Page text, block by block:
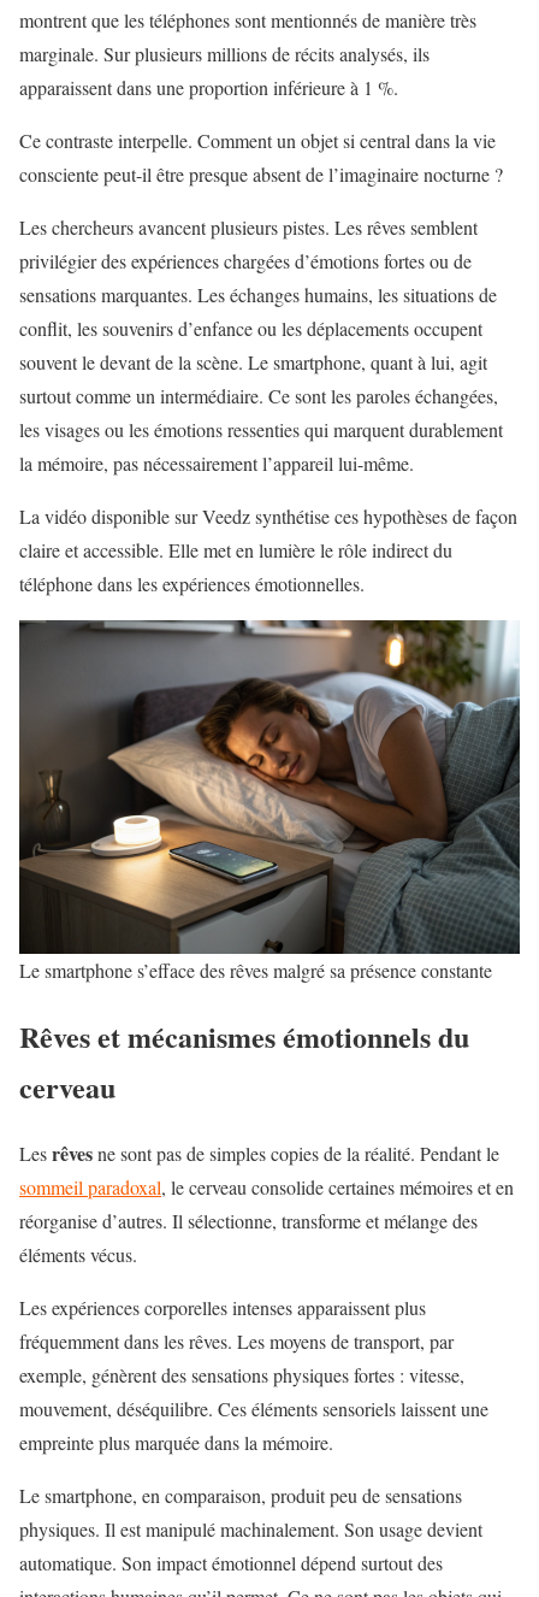
montrent que les téléphones sont mentionnés de manière très
marginale. Sur plusieurs millions de récits analysés, ils
apparaissent dans une proportion inférieure à 1 %.
Ce contraste interpelle. Comment un objet si central dans la vie
consciente peut-il être presque absent de l’imaginaire nocturne ?
Les chercheurs avancent plusieurs pistes. Les rêves semblent
privilégier des expériences chargées d’émotions fortes ou de
sensations marquantes. Les échanges humains, les situations de
conflit, les souvenirs d’enfance ou les déplacements occupent
souvent le devant de la scène. Le smartphone, quant à lui, agit
surtout comme un intermédiaire. Ce sont les paroles échangées,
les visages ou les émotions ressenties qui marquent durablement
la mémoire, pas nécessairement l’appareil lui-même.
La vidéo disponible sur Veedz synthétise ces hypothèses de façon
claire et accessible. Elle met en lumière le rôle indirect du
téléphone dans les expériences émotionnelles.
Le smartphone s’efface des rêves malgré sa présence constante
Rêves et mécanismes émotionnels du
cerveau
Lesrêvesne sont pas de simples copies de la réalité. Pendant le
sommeil paradoxal, le cerveau consolide certaines mémoires et en
réorganise d’autres. Il sélectionne, transforme et mélange des
éléments vécus.
Lesexpériences corporellesintenses apparaissent plus
fréquemment dans les rêves. Les moyens de transport, par
exemple, génèrent des sensations physiques fortes : vitesse,
mouvement, déséquilibre. Ces éléments sensoriels laissent une
empreinte plus marquée dans la mémoire.
Le smartphone, en comparaison, produit peu de sensations
physiques. Il est manipulé machinalement. Son usage devient
automatique. Son impact émotionnel dépend surtout des